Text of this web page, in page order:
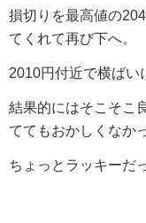
損切りを最高値の
てくれて再び下へ。
2010円付近で横ばい
結果的にはそこそこ
ててもおかしくなか
ちょっとラッキーだ